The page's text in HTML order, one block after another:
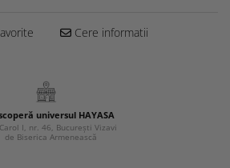
Cere informatii
universul HAYASA
I, nr. 46, București Vizavi
de Biserica Armenească